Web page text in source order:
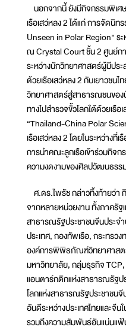
นอกจากนี้ ยังมีกิจกรรมพิเศ
เรือเสว่หลง 2 ได้แก่ การจัดนิ
Unseen in Polar Region"
ณ Crystal Court ชั้น 2 ศูนย์ก
ระหว่างนักวิทยาศาสตร์ผู้มีปร
ด้วยเรือเสว่หลง 2 กับเยาวชน
วิทยาศาสตร์สู่สาธารณชนของ
ทางไปสำรวจขั้วโลกใต้ด้วยเรื
“Thailand-China Polar
เรือเสว่หลง 2 โดยในระหว่างที่
การนำคณะลูกเรือเข้าร่วมกิจ
ความงดงามของศิลปวัฒนธร
ศ.ดร.ไพรัช กล่าวทิ้งท้ายว่า
จากหลายหน่วยงาน ทั้งภาครัฐ
สาธารณรัฐประชาชนจีนประจำ
ประเทศ, กองทัพเรือ, กระทรว
องค์การพิพิธภัณฑ์วิทยาศาส
มหาวิทยาลัย, กลุ่มธุรกิจ
แอนตาร์กติกแห่งสาธารณรัฐป
โลกแห่งสาธารณรัฐประชาชน
อันดีระหว่างประเทศไทยและจี
รวมถึงความสัมพันธ์อันแน่นแฟ้